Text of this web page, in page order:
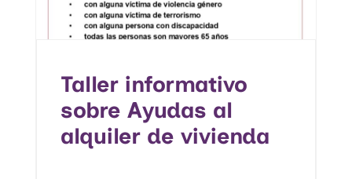
Taller informativo
sobre Ayudas al
alquiler de vivienda